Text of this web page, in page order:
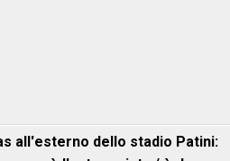
all'esterno dello stadio Patini: